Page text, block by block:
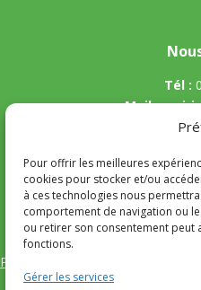
Pour offrir les meilleures
cookies pour stocker et/ou
à ces technologies nous
comportement de navigation ou
ou retirer son consentement peut
fonctions.
Gérer les services
Tél :
Mail:
164
Politique de confidentialité